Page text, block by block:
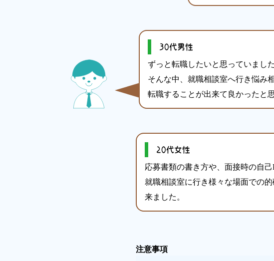
30代男性
ずっと転職したいと思っていまし
そんな中、就職相談室へ行き悩み
転職することが出来て良かったと
20代女性
応募書類の書き方や、面接時の自
就職相談室に行き様々な場面での
来ました。
注意事項